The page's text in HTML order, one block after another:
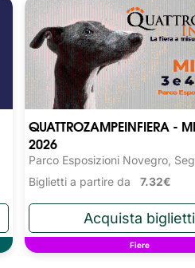
QUATTROZAMPEINFIERA -
2026
Parco Esposizioni Novegro,
Biglietti a partire da 7.32€
Fiere